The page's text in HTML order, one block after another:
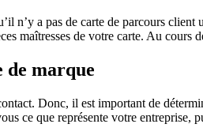
n’y a pas de carte de parcours
maîtresses de votre carte. Au
de marque
Donc, il est important de
ce que représente votre entreprise,